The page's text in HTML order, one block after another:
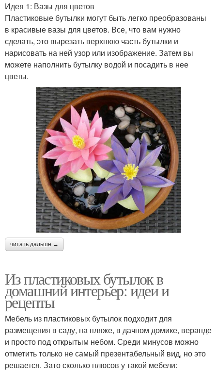
Идея 1: Вазы для цветов
Пластиковые бутылки могут быть легко преобразованы
в красивые вазы для цветов. Все, что вам нужно
сделать, это вырезать верхнюю часть бутылки и
нарисовать на ней узор или изображение. Затем вы
можете наполнить бутылку водой и посадить в нее
цветы.
читать дальше →
Из пластиковых бутылок в
домашний интерьер: идеи и
рецепты
Мебель из пластиковых бутылок подходит для
размещения в саду, на пляже, в дачном домике, веранде
и просто под открытым небом. Среди минусов можно
отметить только не самый презентабельный вид, но это
решается. Зато сколько плюсов у такой мебели: